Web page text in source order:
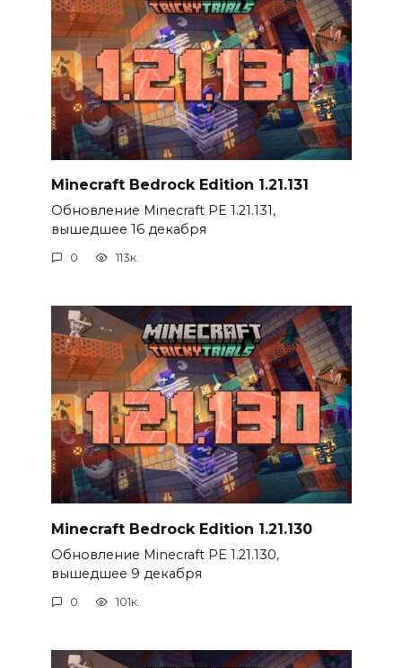
Minecraft Bedrock Edition 1.21.131
Обновление Minecraft PE 1.21.131,
вышедшее 16 декабря
0 113к.
Minecraft Bedrock Edition 1.21.130
Обновление Minecraft PE 1.21.130,
вышедшее 9 декабря
0 101к.